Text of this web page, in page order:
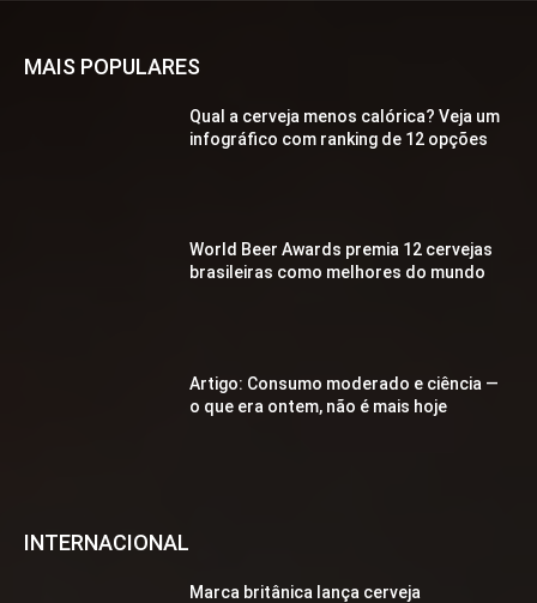
MAIS POPULARES
Qual a cerveja menos calórica? Veja um
infográfico com ranking de 12 opções
World Beer Awards premia 12 cervejas
brasileiras como melhores do mundo
Artigo: Consumo moderado e ciência —
o que era ontem, não é mais hoje
INTERNACIONAL
Marca britânica lança cerveja